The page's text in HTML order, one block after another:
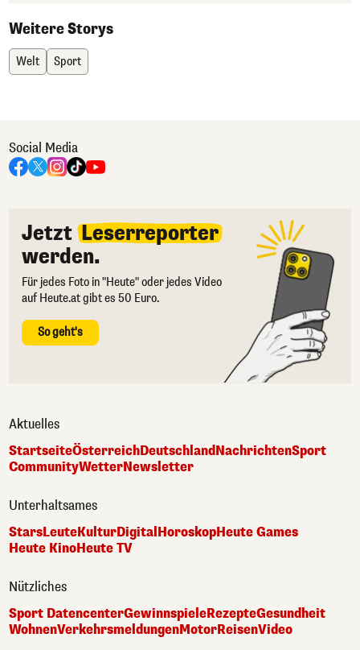
Weitere Storys
Welt Sport
Social Media
Jetzt Leserreporter
werden.
Für jedes Foto in "Heute" oder jedes Video
auf Heute.at gibt es 50 Euro.
So geht's
Aktuelles
StartseiteÖsterreichDeutschlandNachrichtenSport
CommunityWetterNewsletter
Unterhaltsames
StarsLeuteKulturDigitalHoroskopHeute Games
Heute KinoHeute TV
Nützliches
Sport DatencenterGewinnspieleRezepteGesundheit
WohnenVerkehrsmeldungenMotorReisenVideo